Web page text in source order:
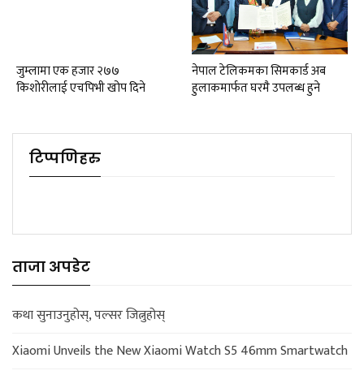
जुम्लामा एक हजार २७७
किशोरीलाई एचपिभी खोप दिने
नेपाल टेलिकमका सिमकार्ड अब
हुलाकमार्फत घरमै उपलब्ध हुने
टिप्पणिहरु
ताजा अपडेट
कथा सुनाउनुहोस्, पल्सर जित्नुहोस्
Xiaomi Unveils the New Xiaomi Watch S5 46mm Smartwatch